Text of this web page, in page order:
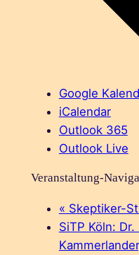
Google
iCalendar
Outlook 365
Outlook Live
Veranstaltung-
« Skeptiker-
SiTP Köln: